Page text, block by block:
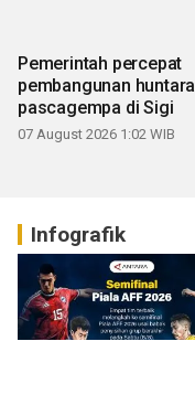
Pemerintah percepat
pembangunan huntara
pascagempa di Sigi
07 August 2026 1:02 WIB
Infografik